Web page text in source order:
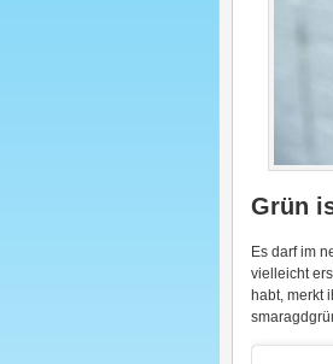
Grün
Es darf im
vielleicht
habt, merkt